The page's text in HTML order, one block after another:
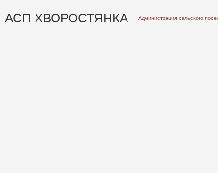
АСП ХВОРОСТЯНКА Администрация сельского